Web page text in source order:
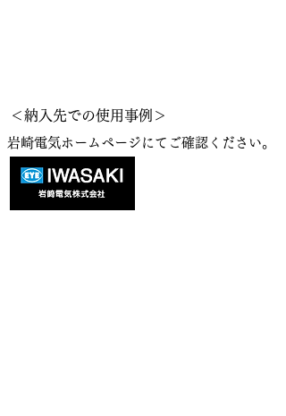
​＜納入先での使用事例＞
​岩崎電気ホームページにてご確認ください。